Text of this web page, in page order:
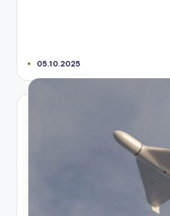
05.10.2025